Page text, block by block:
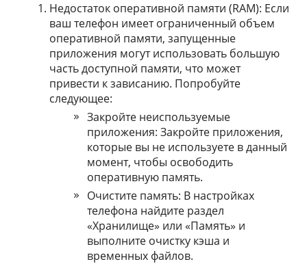
Недостаток оперативной памяти (RAM): Если
ваш телефон имеет ограниченный объем
оперативной памяти, запущенные
приложения могут использовать большую
часть доступной памяти, что может
привести к зависанию. Попробуйте
следующее:
Закройте неиспользуемые
приложения: Закройте приложения,
которые вы не используете в данный
момент, чтобы освободить
оперативную память.
Очистите память: В настройках
телефона найдите раздел
«Хранилище» или «Память» и
выполните очистку кэша и
временных файлов.